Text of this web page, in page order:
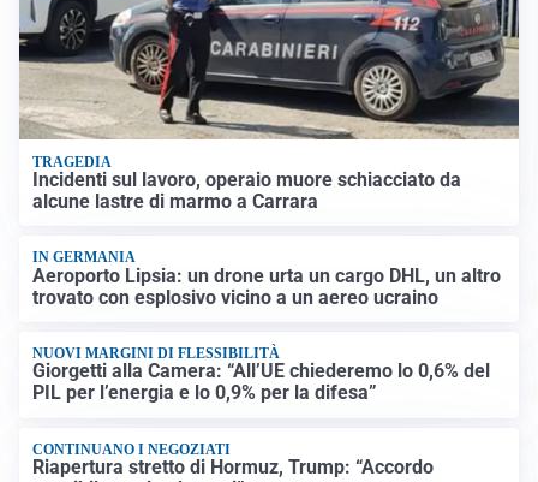
TRAGEDIA
Incidenti sul lavoro, operaio muore schiacciato da
alcune lastre di marmo a Carrara
IN GERMANIA
Aeroporto Lipsia: un drone urta un cargo DHL, un altro
trovato con esplosivo vicino a un aereo ucraino
NUOVI MARGINI DI FLESSIBILITÀ
Giorgetti alla Camera: “All’UE chiederemo lo 0,6% del
PIL per l’energia e lo 0,9% per la difesa”
CONTINUANO I NEGOZIATI
Riapertura stretto di Hormuz, Trump: “Accordo